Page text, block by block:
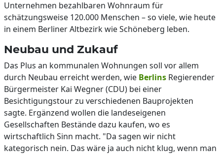
Unternehmen bezahlbaren Wohnraum für
schätzungsweise 120.000 Menschen – so viele, wie heute
in einem Berliner Altbezirk wie Schöneberg leben.
Neubau und Zukauf
Das Plus an kommunalen Wohnungen soll vor allem
durch Neubau erreicht werden, wie Berlins Regierender
Bürgermeister Kai Wegner (CDU) bei einer
Besichtigungstour zu verschiedenen Bauprojekten
sagte. Ergänzend wollen die landeseigenen
Gesellschaften Bestände dazu kaufen, wo es
wirtschaftlich Sinn macht. "Da sagen wir nicht
kategorisch nein. Das wäre ja auch nicht klug, wenn man